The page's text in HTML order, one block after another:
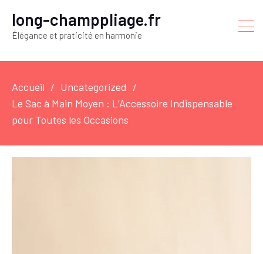
long-champpliage.fr
Élégance et praticité en harmonie
Accueil
Uncategorized
Le Sac à Main Moyen : L’Accessoire Indispensable
pour Toutes les Occasions